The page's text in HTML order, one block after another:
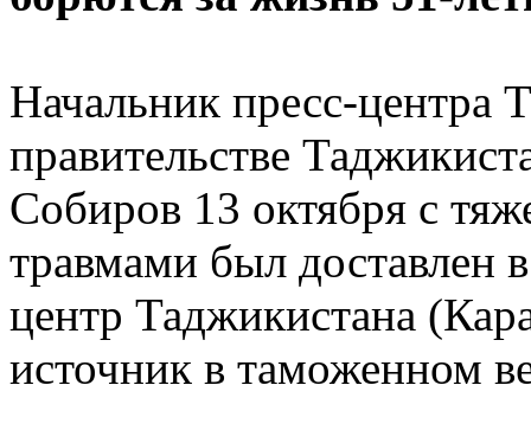
Начальник пресс-
правительстве
Собиров 13 октября с
травмами был доставлен
центр Таджикистана
источник в таможенном